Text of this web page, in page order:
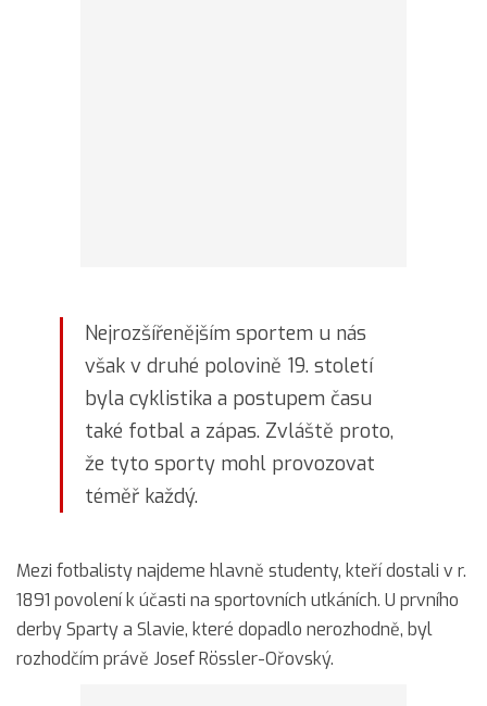
Nejrozšířenějším sportem u nás
však v druhé polovině 19. století
byla cyklistika a postupem času
také fotbal a zápas. Zvláště proto,
že tyto sporty mohl provozovat
téměř každý.
Mezi fotbalisty najdeme hlavně studenty, kteří dostali v r.
1891 povolení k účasti na sportovních utkáních. U prvního
derby Sparty a Slavie, které dopadlo nerozhodně, byl
rozhodčím právě Josef Rössler-Ořovský.